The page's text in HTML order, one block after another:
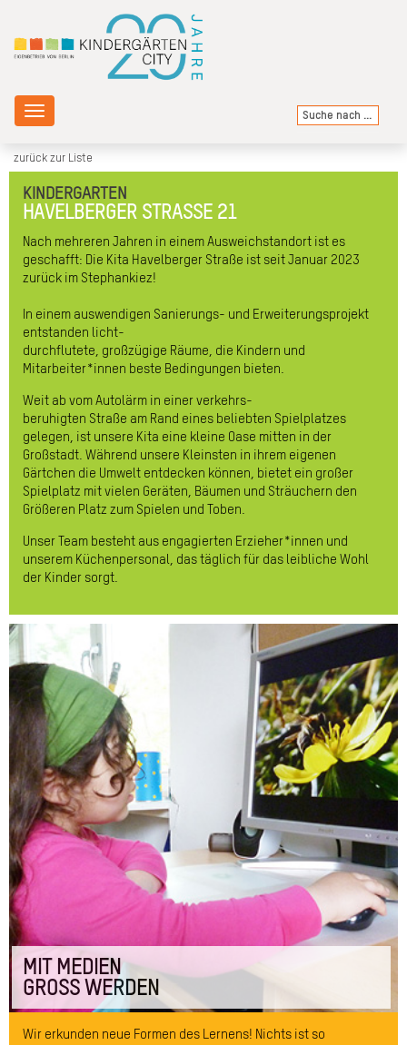
Toggle
navigation
zurück zur Liste
KINDERGARTEN
HAVELBERGER STRASSE 21
Nach mehreren Jahren in einem Ausweichstandort ist es
geschafft: Die Kita Havelberger Straße ist seit Januar 2023
zurück im Stephankiez!
In einem auswendigen Sanierungs- und Erweiterungsprojekt
entstanden licht-
durchflutete, großzügige Räume, die Kindern und
Mitarbeiter*innen beste Bedingungen bieten.
Weit ab vom Autolärm in einer verkehrs-
beruhigten Straße am Rand eines beliebten Spielplatzes
gelegen, ist unsere Kita eine kleine Oase mitten in der
Großstadt. Während unsere Kleinsten in ihrem eigenen
Gärtchen die Umwelt entdecken können, bietet ein großer
Spielplatz mit vielen Geräten, Bäumen und Sträuchern den
Größeren Platz zum Spielen und Toben.
Unser Team besteht aus engagierten Erzieher*innen und
unserem Küchenpersonal, das täglich für das leibliche Wohl
der Kinder sorgt.
MIT MEDIEN
GROSS WERDEN
Wir erkunden neue Formen des Lernens! Nichts ist so